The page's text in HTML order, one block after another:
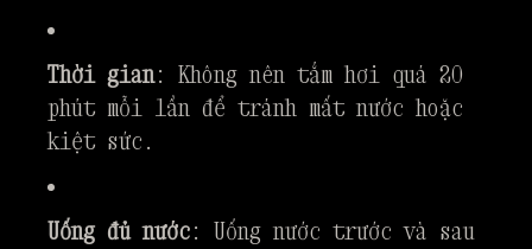
Thời gian: Không nên tắm hơi quá 20
phút mỗi lần để tránh mất nước hoặc
kiệt sức.
Uống đủ nước: Uống nước trước và sau